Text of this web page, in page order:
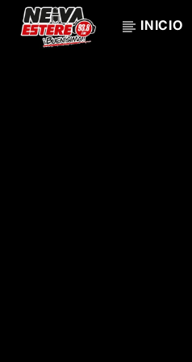
INICIO